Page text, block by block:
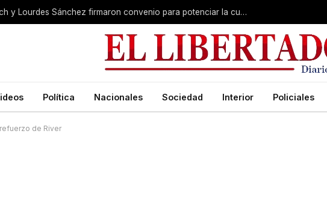
Claudio Polich y Lourdes Sánchez firmaron convenio para potenciar la cultura y el turismo
Política Nacionales Sociedad Interior Policiales
de River